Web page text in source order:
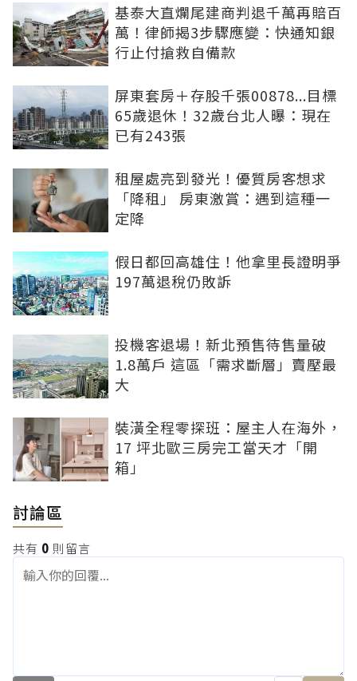
基泰大直爛尾建商判退千萬再賠百
萬！律師揭3步驟應變：快通知銀
行止付搶救自備款
屏東套房＋存股千張00878...目標
65歲退休！32歲台北人曝：現在
已有243張
租屋處亮到發光！優質房客想求
「降租」 房東激賞：遇到這種一
定降
假日都回高雄住！他拿里長證明爭
197萬退稅仍敗訴
投機客退場！新北預售待售量破
1.8萬戶 這區「需求斷層」賣壓最
大
裝潢全程零探班：屋主人在海外，
17 坪北歐三房完工當天才「開
箱」
討論區
共有 0 則留言